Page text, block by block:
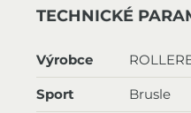
TECHNICKÉ
Výrobce
Sport Brusle